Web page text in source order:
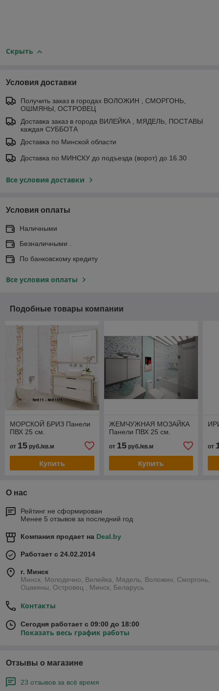
Скрыть
Условия доставки
Получить заказ в городах ВОЛОЖИН , СМОРГОНЬ,
ОШМЯНЫ, ОСТРОВЕЦ
Доставка заказ в города ВИЛЕЙКА , МЯДЕЛЬ, ПОСТАВЫ
каждая СУББОТА
Доставка по Минской области
Доставка по МИНСКУ до подъезда (ворот) до 16.30
Все условия доставки
Условия оплаты
Наличными
Безналичными .
По банковскому кредиту
Все условия оплаты
Подобные товары компании
МОРСКОЙ БРИЗ Панели
ПВХ 25 см.
от 15 руб./кв.м
Купить
ЖЕМЧУЖНАЯ МОЗАЙКА
Панели ПВХ 25 см.
от 15руб./кв.м
Купить
от
О нас
Рейтинг не сформирован
Менее 5 отзывов за последний год
Компания продает на Deal.by
Работает с 24.02.2014
г. Минск
Минск, Молодечно, Вилейка, Мядель, Воложин, Сморгонь,
Ошмяны, Островец , Минск, Беларусь
Контакты
Сегодня работает с 09:00 до 18:00
Показать весь график работы
Отзывы о магазине
23 отзывов за всё время